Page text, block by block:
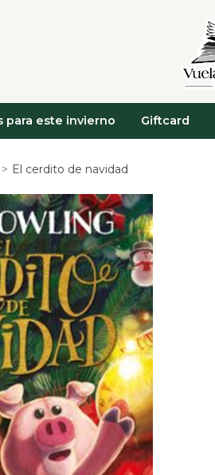
para este invierno Giftcard
El cerdito de navidad